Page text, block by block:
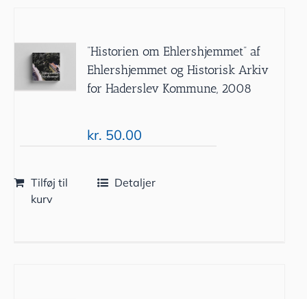
”Historien om Ehlershjemmet” af
Ehlershjemmet og Historisk Arkiv
for Haderslev Kommune, 2008
kr. 50.00
Tilføj til
kurv
Detaljer